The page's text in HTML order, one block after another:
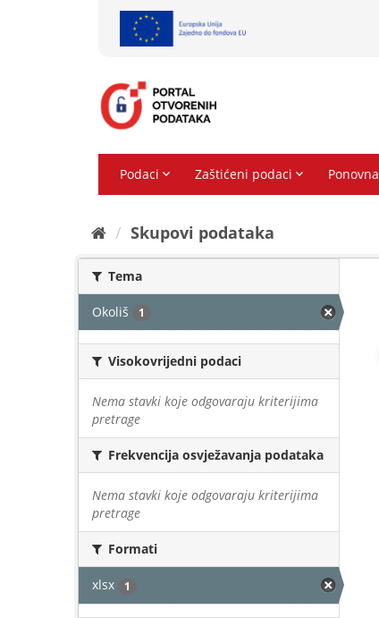
Skupovi podаtаkа
Tema
Okoliš 1
Visokovrijedni podaci
Nema stavki koje odgovaraju kriterijima
pretrage
Frekvencija osvježavanja podataka
Nema stavki koje odgovaraju kriterijima
pretrage
Formati
xlsx 1